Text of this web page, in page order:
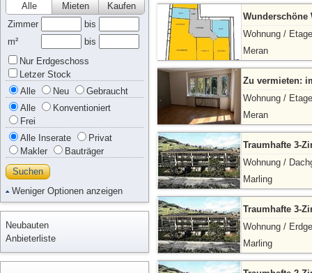
Alle Kaufen
Mieten
Zimmer
bis
m²
bis
Nur Erdgeschoss
Letzer Stock
Alle
Neu
Gebraucht
Alle
Konventioniert
Frei
Alle Inserate
Privat
Makler
Bauträger
Suchen
Weniger Optionen anzeigen
Neubauten
Anbieterliste
Wohnung / Etage
Meran
Zu vermieten:
Wohnung / Etage
Meran
Traumhafte 3-
Wohnung /
Marling
Traumhafte 3-
Wohnung /
Marling